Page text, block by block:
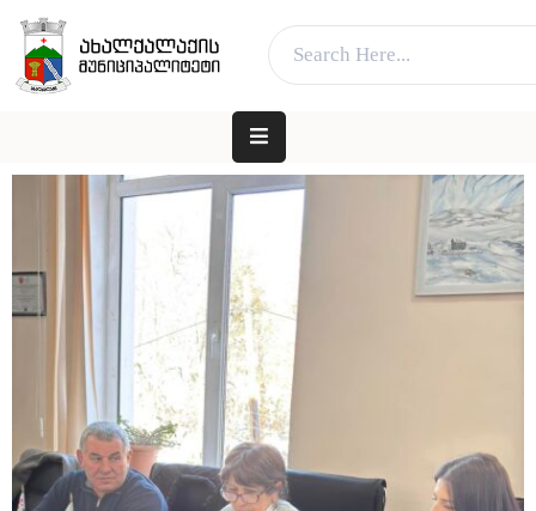
ᲮᲔᲚᲘᲡᲣᲤᲚᲔᲑᲐ
ᲛᲝᲥᲐᲚᲐᲥᲔᲡ
ვებ გვერდი მუშაობს სატესტო რეჟიმში